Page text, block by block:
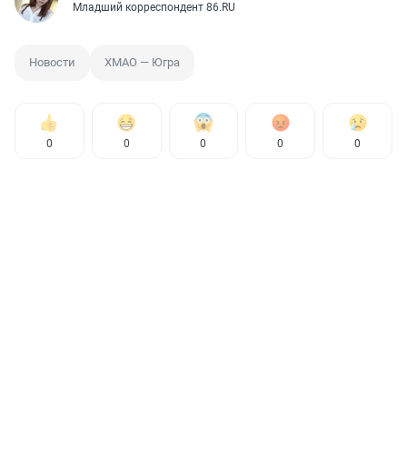
Младший корреспондент 86.RU
Новости ХМАО — Югра
0 0 0 0 0